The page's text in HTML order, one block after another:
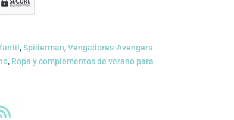
,Spiderman,Vengadores-Avengers
, Ropa y complementos de verano para